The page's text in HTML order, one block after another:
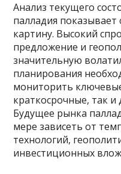
Анализ текущего
палладия
картину. Высокий
предложение и
значительную
планирования
мониторить
краткосрочные, так
Будущее рынка
мере зависеть от
технологий,
инвестиционных